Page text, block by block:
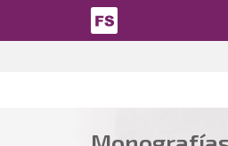
Pasar al contenido principal